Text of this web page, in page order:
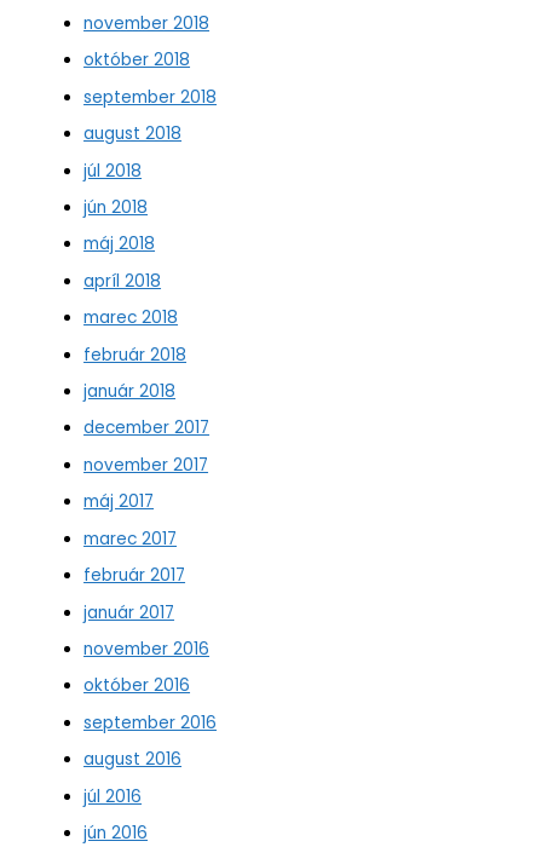
november 2018
október 2018
september 2018
august 2018
júl 2018
jún 2018
máj 2018
apríl 2018
marec 2018
február 2018
január 2018
december 2017
november 2017
máj 2017
marec 2017
február 2017
január 2017
november 2016
október 2016
september 2016
august 2016
júl 2016
jún 2016